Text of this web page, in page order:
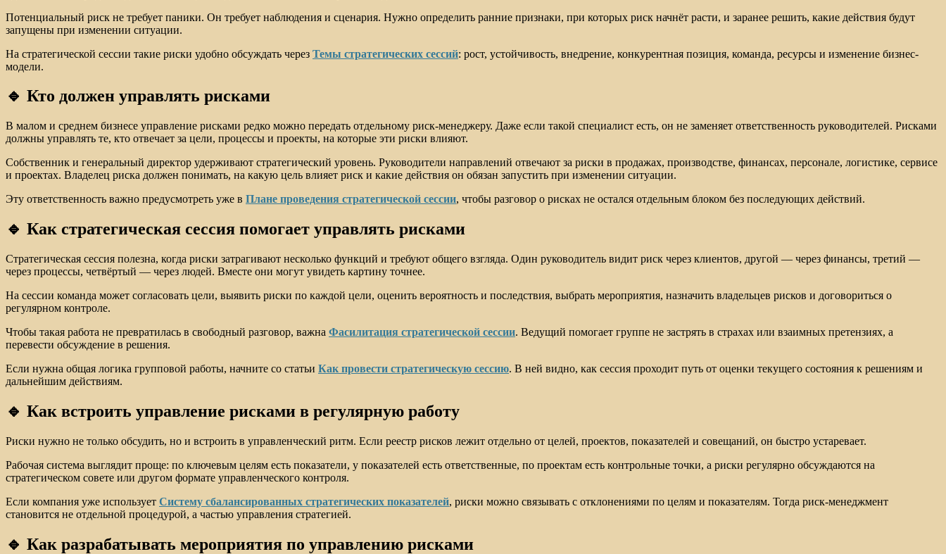
Потенциальный риск не требует паники. Он требует наблюдения и сценария. Нужно определить ранние признаки, при которых риск начнёт расти, и заранее решить, какие действия будут
запущены при изменении ситуации.
На стратегической сессии такие риски удобно обсуждать через Темы стратегических сессий: рост, устойчивость, внедрение, конкурентная позиция, команда, ресурсы и изменение бизнес-
модели.
🔹 Кто должен управлять рисками
В малом и среднем бизнесе управление рисками редко можно передать отдельному риск-менеджеру. Даже если такой специалист есть, он не заменяет ответственность руководителей. Рисками
должны управлять те, кто отвечает за цели, процессы и проекты, на которые эти риски влияют.
Собственник и генеральный директор удерживают стратегический уровень. Руководители направлений отвечают за риски в продажах, производстве, финансах, персонале, логистике, сервисе
и проектах. Владелец риска должен понимать, на какую цель влияет риск и какие действия он обязан запустить при изменении ситуации.
Эту ответственность важно предусмотреть уже в Плане проведения стратегической сессии, чтобы разговор о рисках не остался отдельным блоком без последующих действий.
🔹 Как стратегическая сессия помогает управлять рисками
Стратегическая сессия полезна, когда риски затрагивают несколько функций и требуют общего взгляда. Один руководитель видит риск через клиентов, другой — через финансы, третий —
через процессы, четвёртый — через людей. Вместе они могут увидеть картину точнее.
На сессии команда может согласовать цели, выявить риски по каждой цели, оценить вероятность и последствия, выбрать мероприятия, назначить владельцев рисков и договориться о
регулярном контроле.
Чтобы такая работа не превратилась в свободный разговор, важна Фасилитация стратегической сессии. Ведущий помогает группе не застрять в страхах или взаимных претензиях, а
перевести обсуждение в решения.
Если нужна общая логика групповой работы, начните со статьи Как провести стратегическую сессию. В ней видно, как сессия проходит путь от оценки текущего состояния к решениям и
дальнейшим действиям.
🔹 Как встроить управление рисками в регулярную работу
Риски нужно не только обсудить, но и встроить в управленческий ритм. Если реестр рисков лежит отдельно от целей, проектов, показателей и совещаний, он быстро устаревает.
Рабочая система выглядит проще: по ключевым целям есть показатели, у показателей есть ответственные, по проектам есть контрольные точки, а риски регулярно обсуждаются на
стратегическом совете или другом формате управленческого контроля.
Если компания уже использует Систему сбалансированных стратегических показателей, риски можно связывать с отклонениями по целям и показателям. Тогда риск-менеджмент
становится не отдельной процедурой, а частью управления стратегией.
🔹 Как разрабатывать мероприятия по управлению рисками